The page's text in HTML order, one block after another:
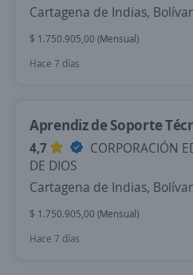
Cartagena de Indias, Bolívar
$ 1.750.905,00 (Mensual)
Hace 7 días
Aprendiz de Soporte
4,7
CORPORACIÓN
DE DIOS
Cartagena de Indias, Bolívar
$ 1.750.905,00 (Mensual)
Hace 7 días